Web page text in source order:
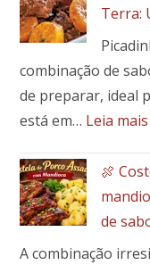
massa
perfeita
para
pães
e
especiais
Terra:
combinação de
de preparar, ideal
está em… Leia mais
🍖
de
A combinação